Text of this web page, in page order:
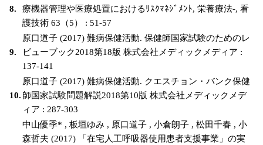
8.
療機器管理や医療処置におけるﾘｽｸﾏﾈｼﾞﾒﾝﾄ, 栄養療法-, 看
護技術 63（5） : 51-57
9.
原口道子 (2017) 難病保健活動. 保健師国家試験のためのレ
ビューブック2018第18版 株式会社メディックメディア :
137-141
10.
原口道子 (2017) 難病保健活動. クエスチョン・バンク保健
師国家試験問題解説2018第10版 株式会社メディックメデ
ィア : 287-303
中山優季* , 板垣ゆみ , 原口道子 , 小倉朗子 , 松田千春 , 小
森哲夫 (2017) 「在宅人工呼吸器使用患者支援事業」の実